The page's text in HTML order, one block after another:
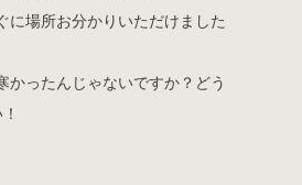
に場所お分かりいただけました
かったんじゃないですか？どう